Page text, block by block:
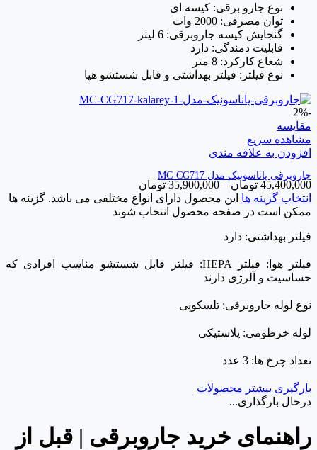
نوع جارو برقی: کیسه ای
توان مصرفی: 2000 وات
گنجایش کیسه جاروبرقی: 6 لیتر
قابلیت دمندگی: دارد
شعاع کارکرد: 8 متر
نوع فیلتر: فیلتر بهداشتی و قابل شستشو هپا
-2%
مقایسه
مشاهده سریع
افزودن به علاقه مندی
جاروبرقی پاناسونیک مدل MC-CG717
45,400,000 تومان –
35,900,000 تومان
انتخاب گزینه ها این محصول دارای انواع مختلفی می باشد. گزینه ها
ممکن است در صفحه محصول انتخاب شوند
فیلتر بهداشتی: دارد
فیلتر هوا: فیلتر HEPA: فیلتر قابل شستشو مناسب افرادی که
حساسیت و آلرژی دارند
نوع لوله جاروبرقی: تلسکوپی
لوله خرطومی: پلاستیکی
تعداد چرخ ها: 3 عدد
بارگیری بیشتر محصولات
درحال بارگذاری...
راهنمای خرید جاروبرقی | قبل از